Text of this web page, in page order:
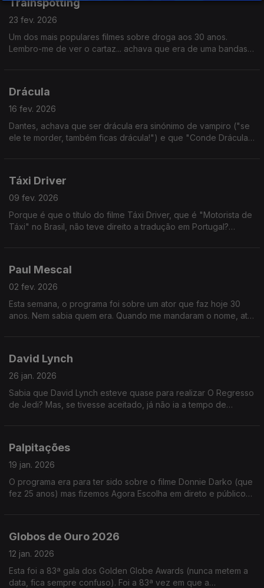
Trainspotting
23 fev. 2026
Um dos mais populares filmes sobre droga aos 30 anos.
Lembro-me de ver o cartaz... achava que era de uma bandas
Drácula
16 fev. 2026
Dantes, achava que ser drácula era sinónimo de vampiro ("se
ele te morder, também ficas drácula!") e que "Conde Drácula"
Táxi Driver
09 fev. 2026
Porque é que o título do filme Táxi Driver, que é "Motorista de
Táxi" no Brasil, não teve direito a tradução em Portugal?
Paul Mescal
02 fev. 2026
Esta semana, o programa foi sobre um ator que faz hoje 30
anos. Nem sabia quem era. Quando me mandaram o nome, até
David Lynch
26 jan. 2026
Sabia que David Lynch esteve quase para realizar O Regresso
de Jedi? Mas, se tivesse aceitado, já não ia a tempo de
Palpitações
19 jan. 2026
O programa era para ter sido sobre o filme Donnie Darko (que
fez 25 anos) mas fizemos Agora Escolha em direto e público
Globos de Ouro 2026
12 jan. 2026
Esta foi a 83ª gala dos Golden Globe Awards (nunca metem a
data, fica sempre confuso). Foi a 83ª vez em que a